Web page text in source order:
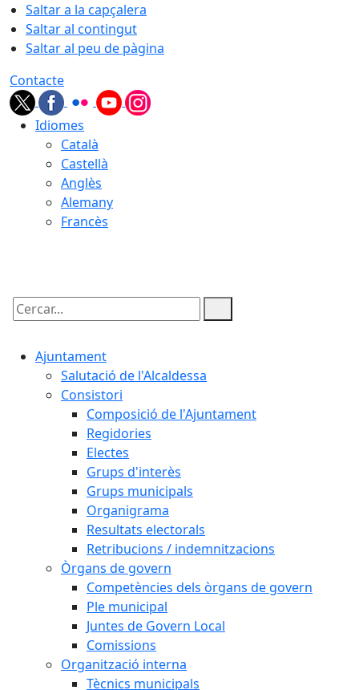
Saltar a la capçalera
Saltar al contingut
Saltar al peu de pàgina
Contacte
Idiomes
Català
Castellà
Anglès
Alemany
Francès
Cercar:
Ajuntament
Salutació de l'Alcaldessa
Consistori
Composició de l'Ajuntament
Regidories
Electes
Grups d'interès
Grups municipals
Organigrama
Resultats electorals
Retribucions / indemnitzacions
Òrgans de govern
Competències dels òrgans de govern
Ple municipal
Juntes de Govern Local
Comissions
Organització interna
Tècnics municipals